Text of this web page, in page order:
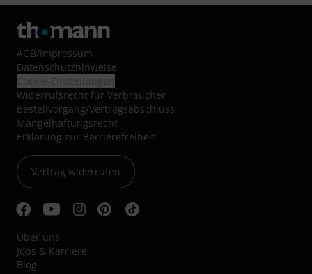
AGB/Impressum
Datenschutzhinweise
Widerrufsrecht für Verbraucher
Bestellvorgang/Vertragsabschluss
Mängelhaftungsrecht
Erklärung zur Barrierefreiheit
Vertrag widerrufen
Über uns
Jobs & Karriere
Blog